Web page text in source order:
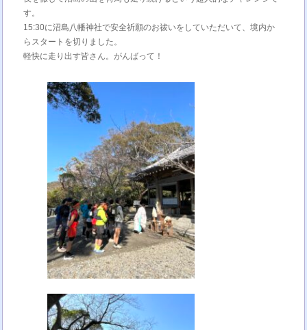
す。
15:30に沼島八幡神社で安全祈願のお祓いをしていただいて、境内か
らスタートを切りました。
軽快に走り出す皆さん。がんばって！